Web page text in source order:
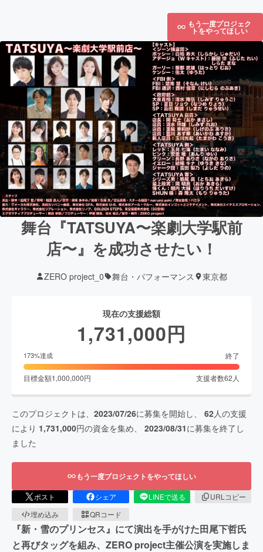
もう一度プロジェク
トをやってほしい
舞台『TATSUYA〜楽劇大学駅前
店〜』を成功させたい！
ZERO project_0 舞台・パフォーマンス 東京都
現在の支援総額
1,731,000円
173%達成 終了
目標金額1,000,000円 支援者数62 人
このプロジェクトは、 2023/07/26に募集を開始し、 62人の支援
により 1,731,000円の資金を集め、 2023/08/31に募集を終了し
ました
もう一度プロジェクトをやってほしい
ポスト シェア LINEで送る
URLコピー
埋め込み
QRコード
『新・雪のプリンセス』にて演出を手がけた田尾下哲氏
と再びタッグを組み、ZERO project主催公演を実施しま